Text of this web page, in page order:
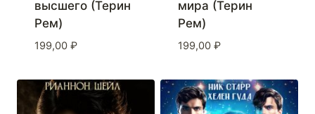
высшего (Терин
Рем)
199,00 ₽
мира (Терин
Рем)
199,00 ₽